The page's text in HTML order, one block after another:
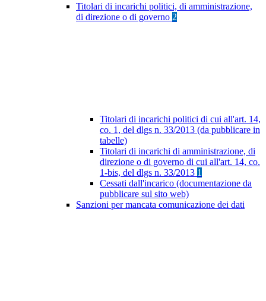
Titolari di incarichi politici, di amministrazione,
di direzione o di governo 2
Titolari di incarichi politici di cui all'art. 14,
co. 1, del dlgs n. 33/2013 (da pubblicare in
tabelle)
Titolari di incarichi di amministrazione, di
direzione o di governo di cui all'art. 14, co.
1-bis, del dlgs n. 33/2013 1
Cessati dall'incarico (documentazione da
pubblicare sul sito web)
Sanzioni per mancata comunicazione dei dati